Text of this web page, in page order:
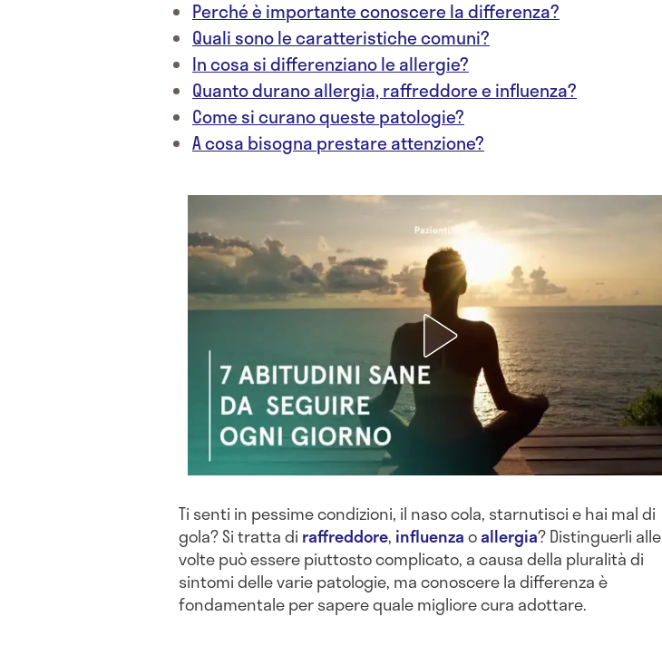
Perché è importante conoscere la differenza?
Quali sono le caratteristiche comuni?
In cosa si differenziano le allergie?
Quanto durano allergia, raffreddore e influenza?
Come si curano queste patologie?
A cosa bisogna prestare attenzione?
Ti senti in pessime condizioni, il naso cola, starnutisci e hai mal di
gola? Si tratta di raffreddore, influenzaoallergia? Distinguerli alle
volte può essere piuttosto complicato, a causa della pluralità di
sintomi delle varie patologie, ma conoscere la differenza è
fondamentale per sapere quale migliore cura adottare.